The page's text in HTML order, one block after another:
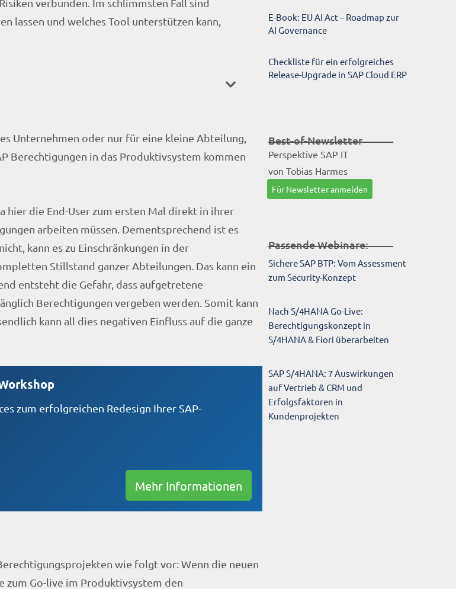
verbunden. Im schlimmsten Fall sind
lassen und welches Tool unterstützen kann,
Unternehmen oder nur für eine kleine Abteilung,
Berechtigungen in das Produktivsystem kommen
hier die End-User zum ersten Mal direkt in ihrer
arbeiten müssen. Dementsprechend ist es
kann es zu Einschränkungen in der
Stillstand ganzer Abteilungen. Das kann ein
entsteht die Gefahr, dass aufgetretene
Berechtigungen vergeben werden. Somit kann
kann all dies negativen Einfluss auf die ganze
zum erfolgreichen Redesign Ihrer SAP-
Mehr Informationen
wie folgt vor: Wenn die neuen
zum Go-live im Produktivsystem den
E-Book: EU AI Act – Roadmap zur
AI Governance
Checkliste für ein erfolgreiches
Release-Upgrade in SAP Cloud ERP
Best-of-Newsletter
Perspektive SAP IT
von Tobias Harmes
Für Newsletter anmelden
Passende Webinare:
Sichere SAP BTP: Vom Assessment
zum Security-Konzept
Nach S/4HANA Go-Live:
Berechtigungskonzept in
S/4HANA & Fiori überarbeiten
SAP S/4HANA: 7 Auswirkungen
auf Vertrieb & CRM und
Erfolgsfaktoren in
Kundenprojekten